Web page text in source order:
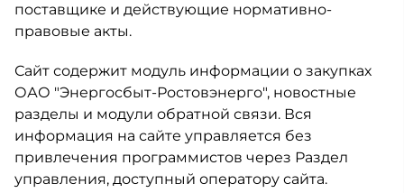
поставщике и действующие нормативно-
правовые акты.
Сайт содержит модуль информации о закупках
ОАО "Энергосбыт-Ростовэнерго", новостные
разделы и модули обратной связи. Вся
информация на сайте управляется без
привлечения программистов через Раздел
управления, доступный оператору сайта.